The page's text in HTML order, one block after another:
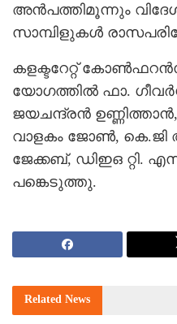
അന്‍പത്തിമൂന്നും
സാമ്പിളുകള്‍
കളക്ടറേറ്റ്
യോഗത്തില്‍ ഫാ.
ജയചന്ദ്രന്‍
വാളകം ജോണ്‍,
ജേക്കബ്, ഡിഇഒ റ്റി.
പങ്കെടുത്തു.
Related News